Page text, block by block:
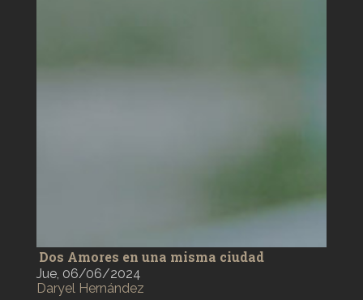
Dos Amores en una misma ciudad
Jue, 06/06/2024
Daryel Hernández